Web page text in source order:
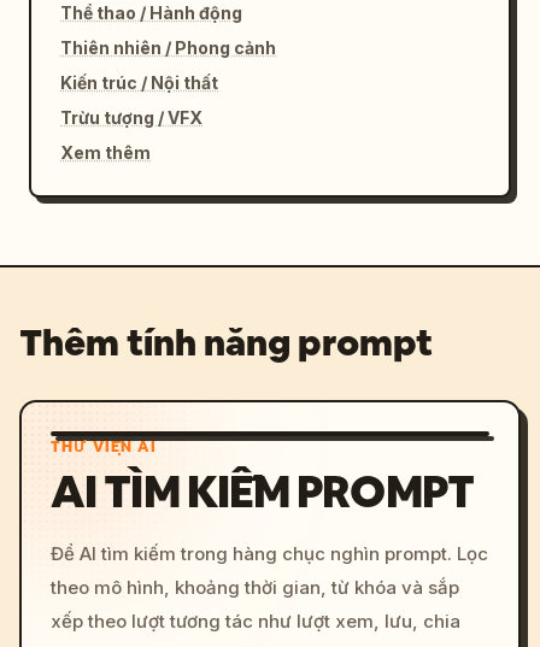
Thể thao / Hành động
Thiên nhiên / Phong cảnh
Kiến trúc / Nội thất
Trừu tượng / VFX
Xem thêm
Thêm tính năng prompt
THƯ VIỆN AI
AI TÌM KIẾM PROMPT
Để AI tìm kiếm trong hàng chục nghìn prompt. Lọc
theo mô hình, khoảng thời gian, từ khóa và sắp
xếp theo lượt tương tác như lượt xem, lưu, chia